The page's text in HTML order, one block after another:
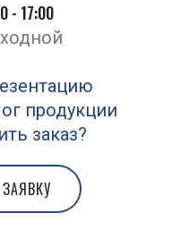
- 17:00
продукции
заказ?